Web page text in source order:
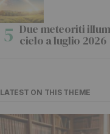
Due meteoriti
cielo a luglio 2026
LATEST ON THIS THEME